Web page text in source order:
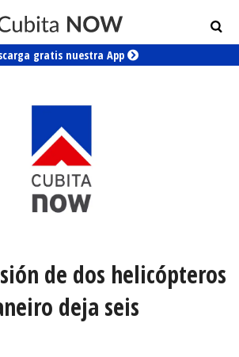
gratis nuestra App
de dos helicópteros
deja seis